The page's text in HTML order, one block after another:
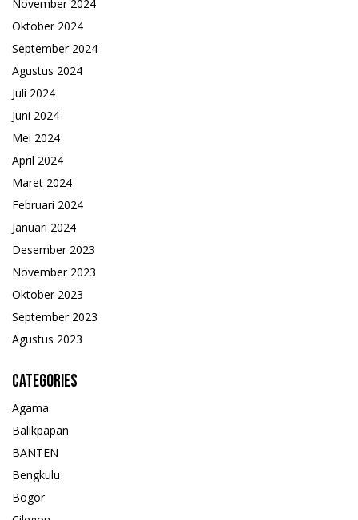
November 2024
Oktober 2024
September 2024
Agustus 2024
Juli 2024
Juni 2024
Mei 2024
April 2024
Maret 2024
Februari 2024
Januari 2024
Desember 2023
November 2023
Oktober 2023
September 2023
Agustus 2023
Categories
Agama
Balikpapan
BANTEN
Bengkulu
Bogor